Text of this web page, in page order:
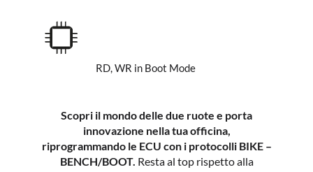
RD, WR in Boot Mode
Scopri il mondo delle due ruote e porta
innovazione nella tua officina,
riprogrammando le ECU con i protocolli BIKE –
BENCH/BOOT. Resta al top rispetto alla